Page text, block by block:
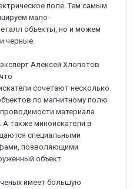
поле. Тем самым
мало-
объекты, но и можем
черные.
Алексей Хлопотов
сочетают несколько
по магнитному полю
материала
также миноискатели в
специальными
позволяющими
объект.
имеет большую